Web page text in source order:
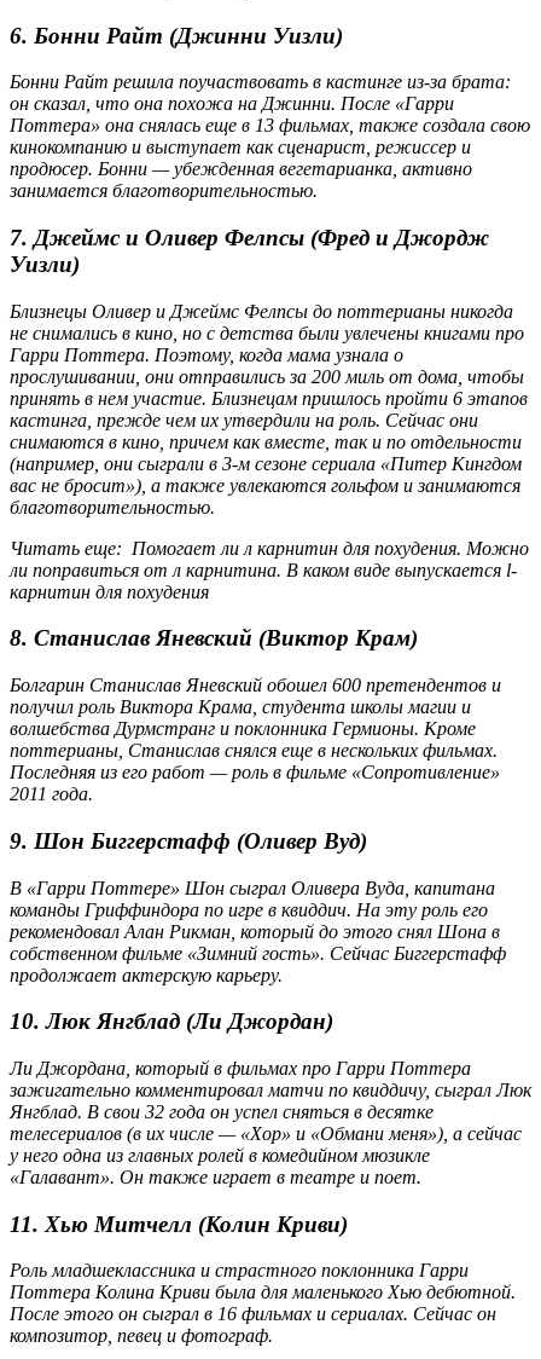
6. Бонни Райт (Джинни Уизли)
Бонни Райт решила поучаствовать в кастинге из-за брата:
он сказал, что она похожа на Джинни. После «Гарри
Поттера» она снялась еще в 13 фильмах, также создала свою
кинокомпанию и выступает как сценарист, режиссер и
продюсер. Бонни — убежденная вегетарианка, активно
занимается благотворительностью.
7. Джеймс и Оливер Фелпсы (Фред и Джордж
Уизли)
Близнецы Оливер и Джеймс Фелпсы до поттерианы никогда
не снимались в кино, но с детства были увлечены книгами про
Гарри Поттера. Поэтому, когда мама узнала о
прослушивании, они отправились за 200 миль от дома, чтобы
принять в нем участие. Близнецам пришлось пройти 6 этапов
кастинга, прежде чем их утвердили на роль. Сейчас они
снимаются в кино, причем как вместе, так и по отдельности
(например, они сыграли в 3-м сезоне сериала «Питер Кингдом
вас не бросит»), а также увлекаются гольфом и занимаются
благотворительностью.
Читать еще: Помогает ли л карнитин для похудения. Можно
ли поправиться от л карнитина. В каком виде выпускается l-
карнитин для похудения
8. Станислав Яневский (Виктор Крам)
Болгарин Станислав Яневский обошел 600 претендентов и
получил роль Виктора Крама, студента школы магии и
волшебства Дурмстранг и поклонника Гермионы. Кроме
поттерианы, Станислав снялся еще в нескольких фильмах.
Последняя из его работ — роль в фильме «Сопротивление»
2011 года.
9. Шон Биггерстафф (Оливер Вуд)
В «Гарри Поттере» Шон сыграл Оливера Вуда, капитана
команды Гриффиндора по игре в квиддич. На эту роль его
рекомендовал Алан Рикман, который до этого снял Шона в
собственном фильме «Зимний гость». Сейчас Биггерстафф
продолжает актерскую карьеру.
10. Люк Янгблад (Ли Джордан)
Ли Джордана, который в фильмах про Гарри Поттера
зажигательно комментировал матчи по квиддичу, сыграл Люк
Янгблад. В свои 32 года он успел сняться в десятке
телесериалов (в их числе — «Хор» и «Обмани меня»), а сейчас
у него одна из главных ролей в комедийном мюзикле
«Галавант». Он также играет в театре и поет.
11. Хью Митчелл (Колин Криви)
Роль младшеклассника и страстного поклонника Гарри
Поттера Колина Криви была для маленького Хью дебютной.
После этого он сыграл в 16 фильмах и сериалах. Сейчас он
композитор, певец и фотограф.